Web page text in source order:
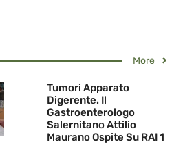
More
Tumori Apparato
Digerente. Il
Gastroenterologo
Salernitano Attilio
Maurano Ospite Su RAI 1